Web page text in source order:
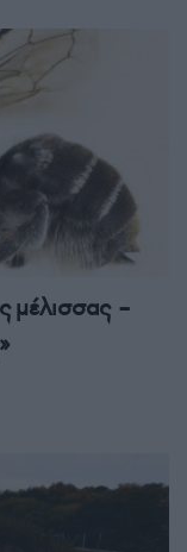
μέλισσας –